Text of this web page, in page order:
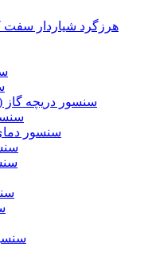
هرزگرد شیاردار سفت
سنسور دریچه
سنسور